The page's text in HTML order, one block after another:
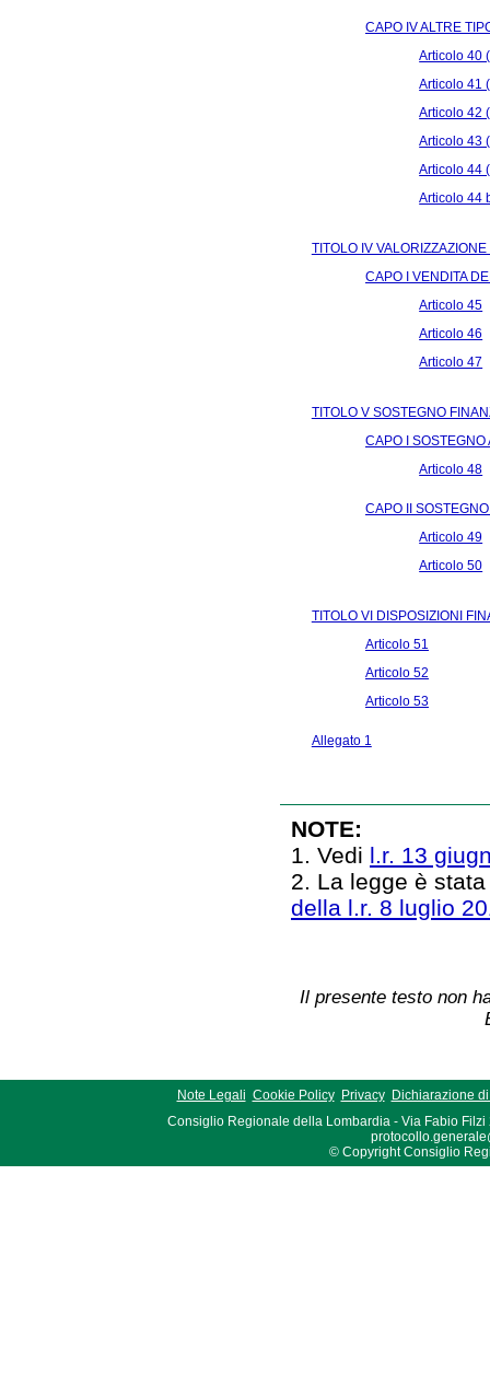
CAPO IV ALTRE
Articolo 40
Articolo 41
Articolo 42
Articolo 43
Articolo 44
Articolo 44
TITOLO IV
CAPO I VENDITA
Articolo 45
Articolo 46
Articolo 47
TITOLO V SOSTEGNO
CAPO I SOSTEGNO
Articolo 48
CAPO II
Articolo 49
Articolo 50
TITOLO VI DISPOSIZIONI
Articolo 51
Articolo 52
Articolo 53
Allegato 1
NOTE:
1. Vedi l.r. 13
2. La legge è
della l.r. 8 luglio
Il presente testo non
Note Legali Cookie Policy Privacy
Dichiarazione
Consiglio Regionale della Lombardia - Via Fabio Filzi
© Copyright Consiglio